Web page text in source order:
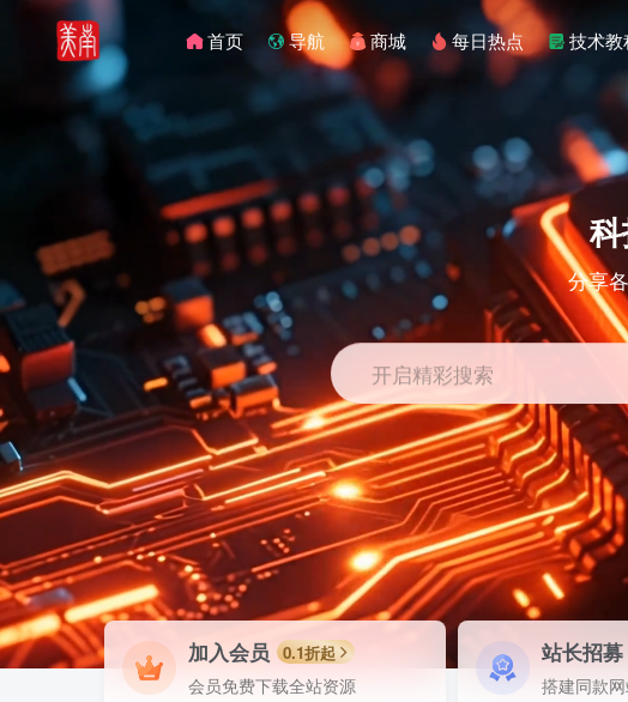
首页 导航 商城 每日热点 技术教
分享
开启精彩搜索
加入会员 0.1折起
会员免费下载全站资源
站长招募
搭建同款